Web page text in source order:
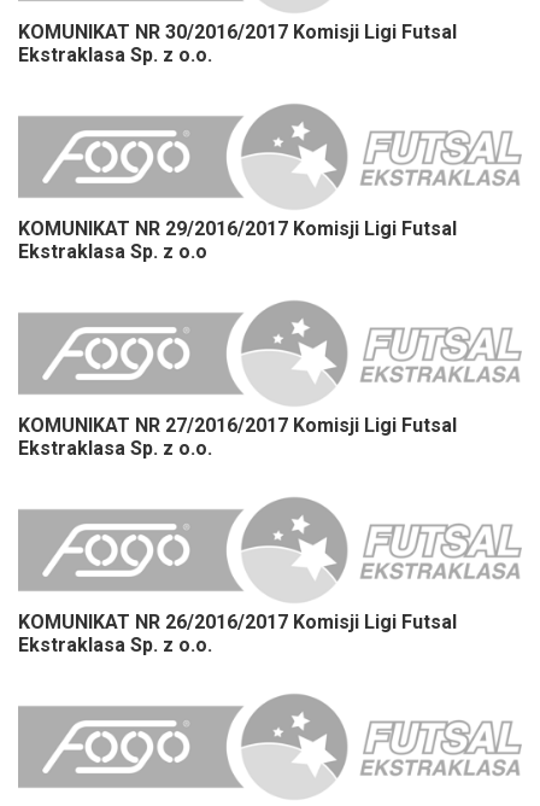
KOMUNIKAT NR 30/2016/2017 Komisji Ligi Futsal
Ekstraklasa Sp. z o.o.
KOMUNIKAT NR 29/2016/2017 Komisji Ligi Futsal
Ekstraklasa Sp. z o.o
KOMUNIKAT NR 27/2016/2017 Komisji Ligi Futsal
Ekstraklasa Sp. z o.o.
KOMUNIKAT NR 26/2016/2017 Komisji Ligi Futsal
Ekstraklasa Sp. z o.o.